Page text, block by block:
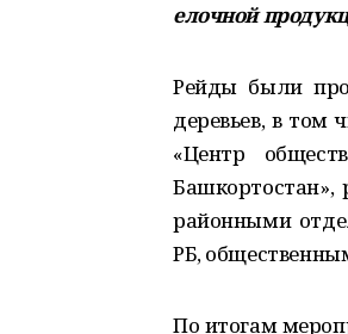
елочной
Рейды были
деревьев, в том
«Центр
Башкортостан»,
районными
РБ,
По итогам